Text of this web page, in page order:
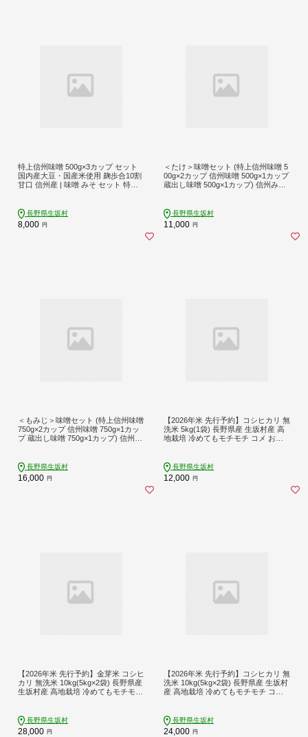
特上信州味噌 500g×3カップ セット
国内産大豆・国産米使用 麹歩合10割
甘口 信州産 | 味噌 みそ セット 特産
長野県生坂村
8,000 円
＜たけ＞味噌セット (特上信州味噌 5
00g×2カップ 信州味噌 500g×1カップ
蔵出し味噌 500g×1カップ) 信州みそ
長野県生坂村
11,000 円
＜もみじ＞味噌セット (特上信州味噌
750g×2カップ 信州味噌 750g×1カッ
プ 蔵出し味噌 750g×1カップ) 信州み
長野県生坂村
16,000 円
【2026年米 先行予約】コシヒカリ 無
洗米 5kg(1袋) 長野県産 生坂村産 高
地栽培 冷めてもモチモチ コメ おこ
長野県生坂村
12,000 円
【2026年米 先行予約】金芽米 コシヒ
カリ 無洗米 10kg(5kg×2袋) 長野県産
生坂村産 高地栽培 冷めてもモチモチ
長野県生坂村
28,000 円
【2026年米 先行予約】コシヒカリ 無
洗米 10kg(5kg×2袋) 長野県産 生坂村
産 高地栽培 冷めてもモチモチ コメ
長野県生坂村
24,000 円